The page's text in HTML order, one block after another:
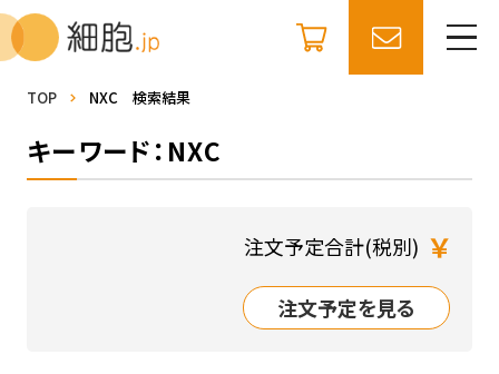
TOP NXC 検索結果
キーワード：NXC
注文予定合計(税別) ￥
注文予定を見る